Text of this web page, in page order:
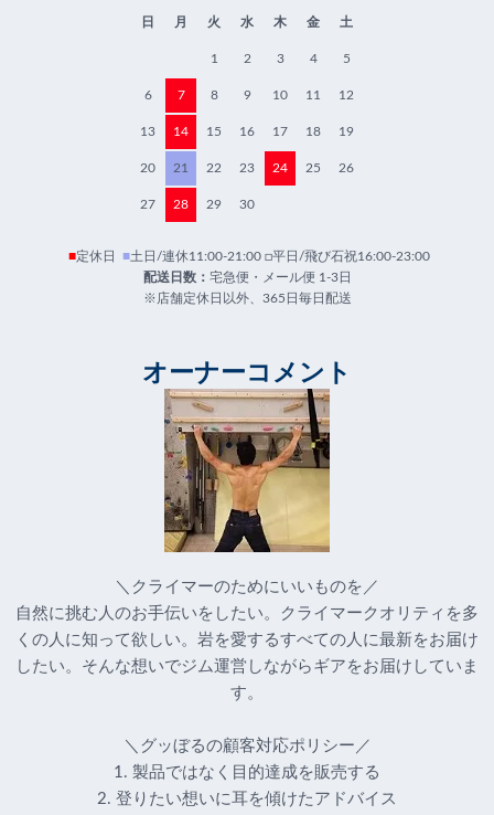
日 月 火 水 木 金 土
1 2 3 4 5
6 7 8 9 10 11 12
13 14 15 16 17 18 19
20 21 22 23 24 25 26
27 28 29 30
■定休日 ■土日/連休11:00-21:00 □平日/飛び石祝16:00-23:00
配送日数： 宅急便・メール便 1-3日
※店舗定休日以外、365日毎日配送
オーナーコメント
＼クライマーのためにいいものを／
自然に挑む人のお手伝いをしたい。クライマークオリティを多
くの人に知って欲しい。岩を愛するすべての人に最新をお届け
したい。そんな想いでジム運営しながらギアをお届けしていま
す。
＼グッぼるの顧客対応ポリシー／
1. 製品ではなく目的達成を販売する
2. 登りたい想いに耳を傾けたアドバイス